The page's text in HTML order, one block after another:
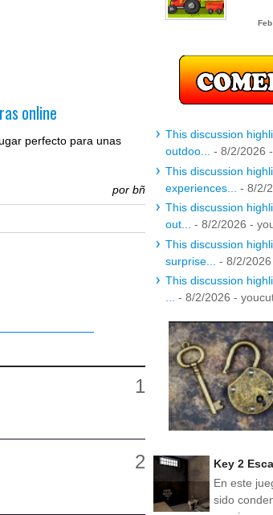
online
perfecto para unas
por bñ
This discussion
outdoo...
- 8/2/2026
This discussion
experiences...
- 8/2/
This discussion
out...
- 8/2/2026 -
This discussion
surprise...
- 8/2/2026
This discussion
- 8/2/2026 -
Key 2
En este
sido